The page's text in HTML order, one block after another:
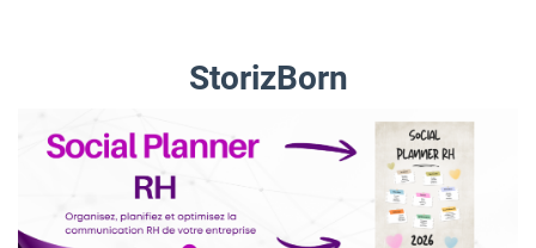
StorizBorn